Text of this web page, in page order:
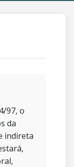
97, o
da
indireta